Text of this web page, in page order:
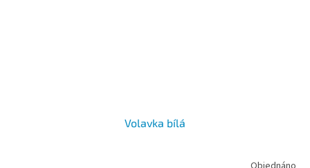
Volavka bílá